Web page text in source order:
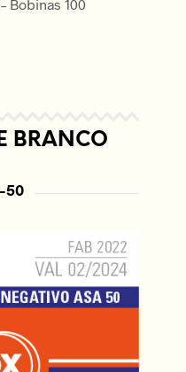
Bobinas 100
BRANCO
50